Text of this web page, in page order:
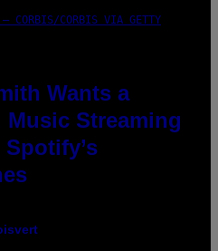
– CORBIS/CORBIS VIA GETTY
Wants a
Streaming